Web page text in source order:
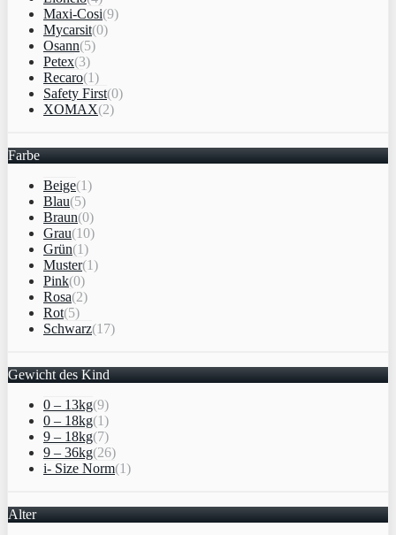
Maxi-Cosi(9)
Mycarsit(0)
Osann(5)
Petex(3)
Recaro(1)
Safety First(0)
XOMAX(2)
Farbe
Beige(1)
Blau(5)
Braun(0)
Grau(10)
Grün(1)
Muster(1)
Pink(0)
Rosa(2)
Rot(5)
Schwarz(17)
Gewicht des Kind
0 – 13kg(9)
0 – 18kg(1)
9 – 18kg(7)
9 – 36kg(26)
i- Size Norm(1)
Alter